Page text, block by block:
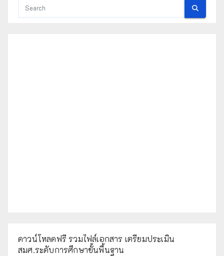
ดาวน์โหลดฟรี รวมไฟล์เอกสาร เตรียมประเมิน
สมศ.ระดับการศึกษาขั้นพื้นฐาน